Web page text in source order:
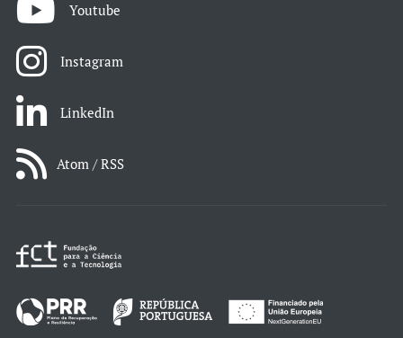
Youtube
Instagram
LinkedIn
Atom / RSS